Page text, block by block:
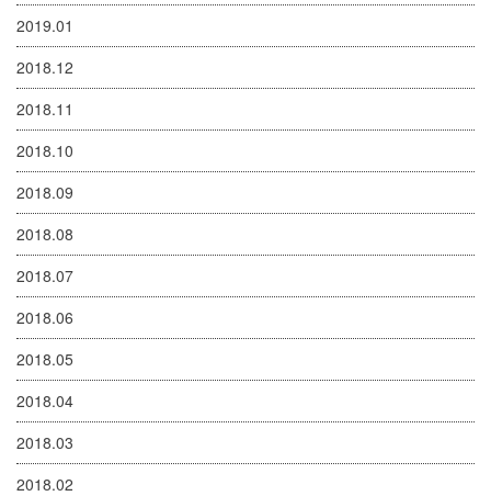
2019.01
2018.12
2018.11
2018.10
2018.09
2018.08
2018.07
2018.06
2018.05
2018.04
2018.03
2018.02